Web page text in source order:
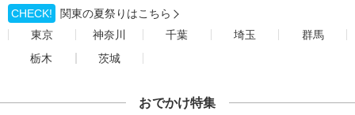
CHECK!
関東の夏祭りはこちら
東京
神奈川 千葉 埼玉
群馬
栃木
茨城
おでかけ特集